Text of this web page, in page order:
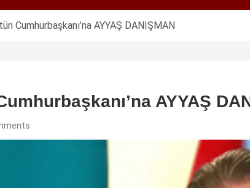
Cumhurbaşkanı’na AYYAŞ DANIŞMAN
AYYAŞ